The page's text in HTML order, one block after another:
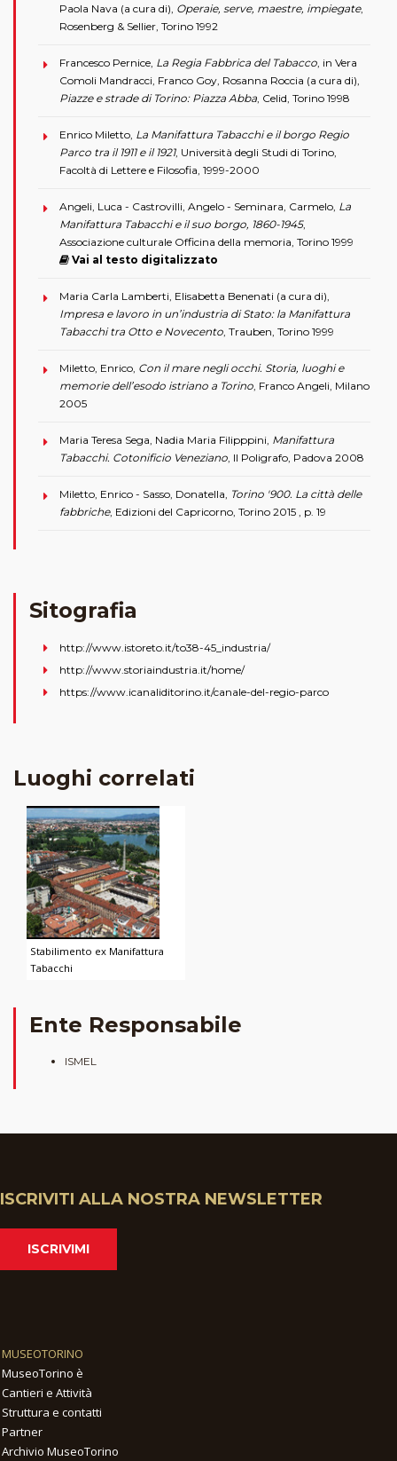
Paola Nava (a cura di), Operaie, serve, maestre, impiegate,
Rosenberg & Sellier, Torino 1992
Francesco Pernice, La Regia Fabbrica del Tabacco , in Vera
Comoli Mandracci, Franco Goy, Rosanna Roccia (a cura di),
Piazze e strade di Torino: Piazza Abba , Celid, Torino 1998
Enrico Miletto, La Manifattura Tabacchi e il borgo Regio
Parco tra il 1911 e il 1921, Università degli Studi di Torino,
Facoltà di Lettere e Filosofia, 1999-2000
Angeli, Luca - Castrovilli, Angelo - Seminara, Carmelo, La
Manifattura Tabacchi e il suo borgo, 1860-1945,
Associazione culturale Officina della memoria, Torino 1999
Vai al testo digitalizzato
Maria Carla Lamberti, Elisabetta Benenati (a cura di),
Impresa e lavoro in un’industria di Stato: la Manifattura
Tabacchi tra Otto e Novecento , Trauben, Torino 1999
Miletto, Enrico, Con il mare negli occhi. Storia, luoghi e
memorie dell’esodo istriano a Torino , Franco Angeli, Milano
2005
Maria Teresa Sega, Nadia Maria Filipppini, Manifattura
Tabacchi. Cotonificio Veneziano , Il Poligrafo, Padova 2008
Miletto, Enrico - Sasso, Donatella, Torino '900. La città delle
fabbriche, Edizioni del Capricorno, Torino 2015 , p. 19
Sitografia
http://www.istoreto.it/to38-45_industria/
http://www.storiaindustria.it/home/
https://www.icanaliditorino.it/canale-del-regio-parco
Luoghi correlati
Stabilimento ex Manifattura
Tabacchi
Ente Responsabile
ISMEL
ISCRIVITI ALLA NOSTRA NEWSLETTER
ISCRIVIMI
MUSEOTORINO
MuseoTorino è
Cantieri e Attività
Struttura e contatti
Partner
Archivio MuseoTorino